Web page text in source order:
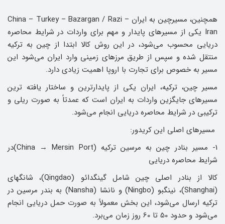
همچنین، مسیرچین به ایران China – Turkey – Bazargan / Razi –
Iran یکی از مسیرهای پایدار و مهم برای واردات در شرایط محاصره
دریایی محسوب می‌شود، در این روش کالا ابتدا از چین به ترکیه
منتقل شده و سپس از طریق مرزهای زمینی وارد ایران می‌شود این
مسیر به‌ خصوص برای تجارت با اروپا اهمیت زیادی دارد.
مسیر چین، ترکیه، ایران یکی از پایدارترین و ساختار یافته ‌ترین
مسیرهای جایگزین واردات به ایران است که عمدتاً به‌ صورت ریلی و
ترکیبی در شرایط محاصره دریایی انجام می‌شود.
مسیرهای اصلی این کریدور:
1- مسیر بنادر چین به مرسین ترکیه (China → Mersin Port)در
شرایط محاصره دریایی
کالا از بنادر اصلی چین شامل گینگدائو (Qingdao)، شانگهای
(Shanghai)، نینگبو (Ningbo) و نانشا (Nansha) به بندر مرسین در
ترکیه ارسال می‌شود، این بخش معمولاً به ‌صورت حمل دریایی انجام
می‌شود و حدود 50 تا 60 روز زمان می‌برد.